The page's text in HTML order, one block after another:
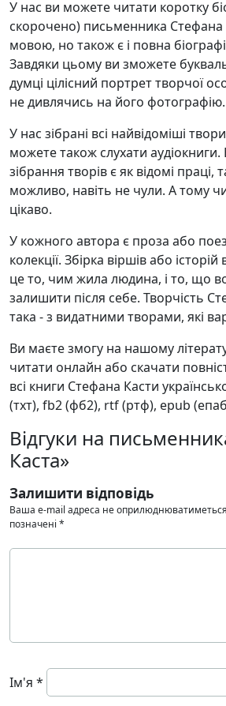
У нас ви можете читати коротку
скорочено) письменника Стефана
мовою, но також є і повна
Завдяки цьому ви зможете
думці цілісний портрет творчої
не дивлячись на його фотографію.
У нас зібрані всі найвідоміші
можете також слухати
зібрання творів є як відомі праці,
можливо, навіть не чули. А тому
цікаво.
У кожного автора є проза або
колекції. Збірка віршів або
це то, чим жила людина, і то, що
залишити після себе. Творчість
така - з видатними творами, які
Ви маєте змогу на нашому
читати онлайн або скачати
всі книги Стефана Касти
(тхт), fb2 (фб2), rtf (ртф), epub
Відгуки на
Каста»
Залишити відповідь
Ваша e-mail адреса не
позначені *
Ім'я *